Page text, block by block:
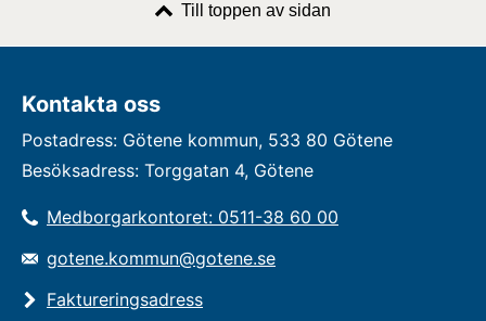
Till toppen av sidan
Kontakta oss
Postadress: Götene kommun, 533 80 Götene
Besöksadress: Torggatan 4, Götene
Medborgarkontoret: 0511-38 60 00
gotene.kommun@gotene.se
Faktureringsadress